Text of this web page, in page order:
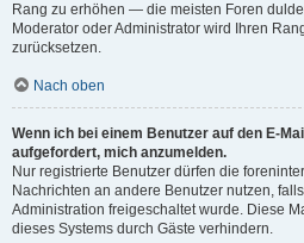
Rang zu erhöhen — die meisten Foren
Moderator oder Administrator wird Ihren
zurücksetzen.
Nach oben
Wenn ich bei einem Benutzer auf den E-
aufgefordert, mich anzumelden.
Nur registrierte Benutzer dürfen die
Nachrichten an andere Benutzer nutzen,
Administration freigeschaltet wurde. Diese
dieses Systems durch Gäste verhindern.